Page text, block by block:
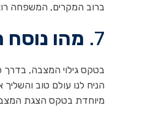
ברוב המקרים, המשפחה
7. מהו
בטקס גילוי המצבה, בדרך
הניח לנו עולם טוב
מיוחדת בטקס הצגת